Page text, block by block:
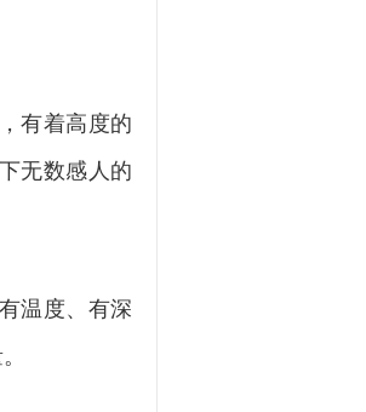
有着高度的
无数感人的
温度、有深